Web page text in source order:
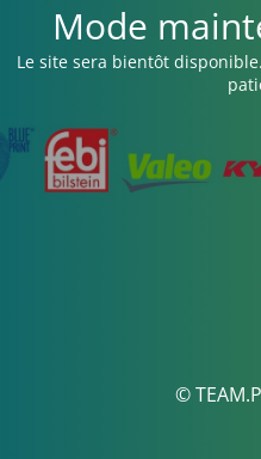
Mode
Le site sera bientôt
©